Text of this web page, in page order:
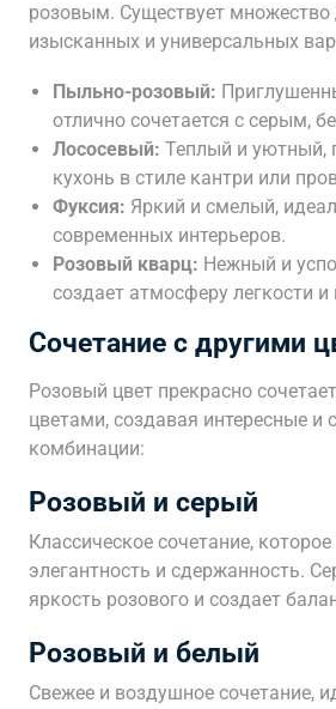
розовым. Существует множество
изысканных и универсальных
Пыльно-розовый:
отлично сочетается с серым,
Лососевый: Теплый и уютный,
кухонь в стиле кантри или
Фуксия: Яркий и смелый,
современных интерьеров.
Розовый кварц: Нежный и
создает атмосферу легкости и
Сочетание с другими
Розовый цвет прекрасно
цветами, создавая интересные и
комбинации:
Розовый и серый
Классическое сочетание,
элегантность и сдержанность.
яркость розового и создает
Розовый и белый
Свежее и воздушное сочетание,